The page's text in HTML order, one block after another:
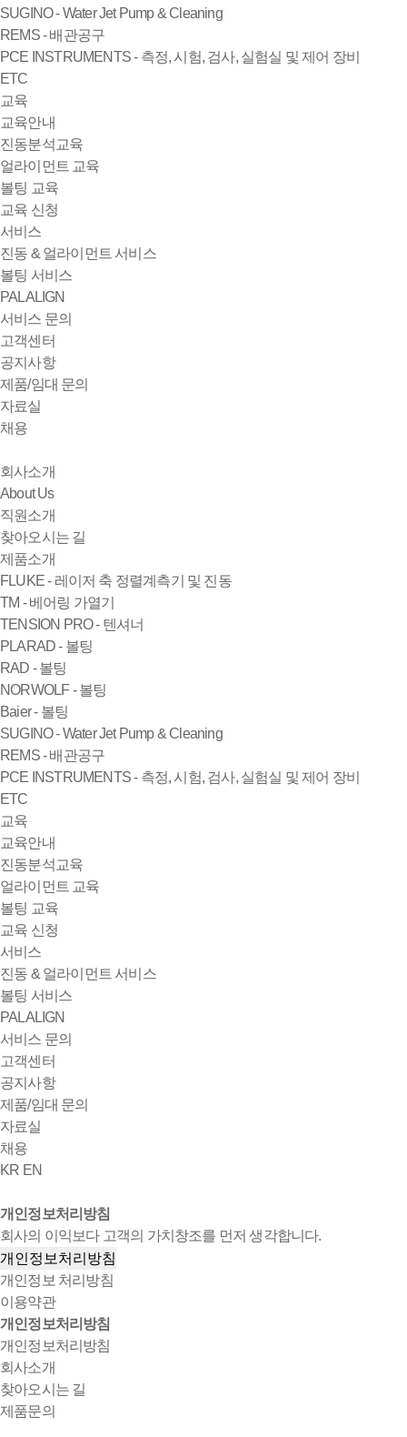
SUGINO - Water Jet Pump & Cleaning
REMS - 배관공구
PCE INSTRUMENTS - 측정, 시험, 검사, 실험실 및 제어 장비
ETC
교육
교육안내
진동분석교육
얼라이먼트 교육
볼팅 교육
교육 신청
서비스
진동 & 얼라이먼트 서비스
볼팅 서비스
PALALIGN
서비스 문의
고객센터
공지사항
제품/임대 문의
자료실
채용
회사소개
About Us
직원소개
찾아오시는 길
제품소개
FLUKE - 레이저 축 정렬계측기 및 진동
TM - 베어링 가열기
TENSION PRO - 텐셔너
PLARAD - 볼팅
RAD - 볼팅
NORWOLF - 볼팅
Baier - 볼팅
SUGINO - Water Jet Pump & Cleaning
REMS - 배관공구
PCE INSTRUMENTS - 측정, 시험, 검사, 실험실 및 제어 장비
ETC
교육
교육안내
진동분석교육
얼라이먼트 교육
볼팅 교육
교육 신청
서비스
진동 & 얼라이먼트 서비스
볼팅 서비스
PALALIGN
서비스 문의
고객센터
공지사항
제품/임대 문의
자료실
채용
KR EN
개인정보처리방침
회사의 이익보다 고객의 가치창조를 먼저 생각합니다.
개인정보처리방침
개인정보 처리방침
이용약관
개인정보처리방침
개인정보처리방침
회사소개
찾아오시는 길
제품문의